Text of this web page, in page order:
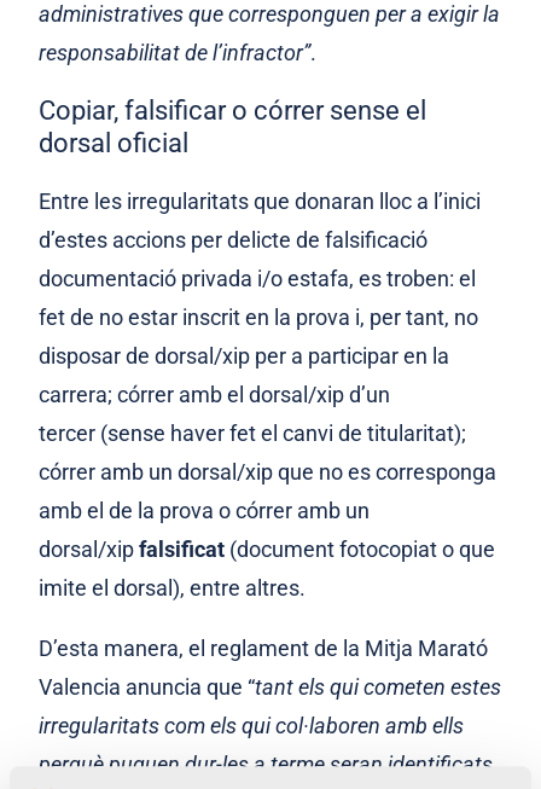
administratives que corresponguen per a exigir la
responsabilitat de l’infractor”.
Copiar, falsificar o córrer sense el
dorsal oficial
Entre les irregularitatsque donaran lloc a l’inici
d’estes accions per delicte de falsificació
documentació privada i/o estafa, es troben:el
fet de no estar inscrit en la prova i, per tant, no
disposar de dorsal/xip per a participar en la
carrera;córrer amb el dorsal/xip d’un
tercer (sense haver fet el canvi de titularitat);
córrer amb un dorsal/xip que no es corresponga
amb el de la prova o córrer amb un
dorsal/xipfalsificat (document fotocopiat o que
imite el dorsal), entre altres.
D’esta manera, el reglament de la Mitja Marató
Valencia anuncia que “tant els qui cometen estes
irregularitats com els qui col·laboren amb ells
perquè puguen dur-les a terme seran identificats